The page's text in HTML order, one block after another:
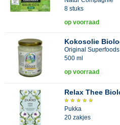
8 stuks
op voorraad
Kokosolie
Original Superfoods
500 ml
op voorraad
Relax Thee
Pukka
20 zakjes